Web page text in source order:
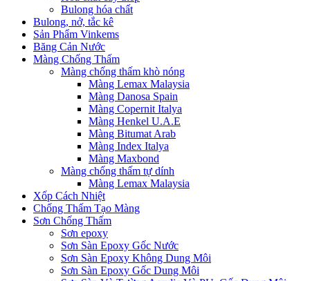
Bulong hóa chất
Bulong, nở, tắc kê
Sản Phẩm Vinkems
Băng Cản Nước
Màng Chống Thấm
Màng chống thấm khò nóng
Màng Lemax Malaysia
Màng Danosa Spain
Màng Copernit Italya
Màng Henkel U.A.E
Màng Bitumat Arab
Màng Index Italya
Màng Maxbond
Màng chống thấm tự dính
Màng Lemax Malaysia
Xốp Cách Nhiệt
Chống Thấm Tạo Màng
Sơn Chống Thấm
Sơn epoxy
Sơn Sàn Epoxy Gốc Nước
Sơn Sàn Epoxy Không Dung Môi
Sơn Sàn Epoxy Gốc Dung Môi